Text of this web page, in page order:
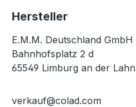
Hersteller
E.M.M. Deutschland GmbH
Bahnhofsplatz 2 d
65549 Limburg an der Lahn
verkauf@colad.com